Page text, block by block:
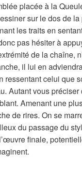
placée à la
sur le dos de
les traits en
pas hésiter à
de la chaîne,
il lui en
ressentant celui que
Autant vous préciser
Amenant une
de rires. On se
du passage du
finale,